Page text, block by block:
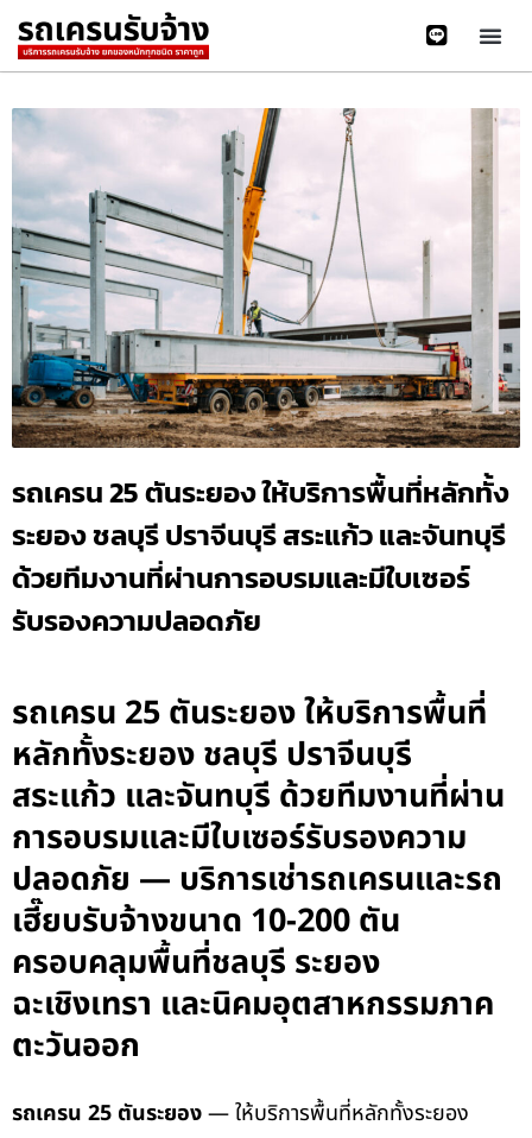
รถเครน 25 ตันระยอง ให้บริการพื้นที่หลักทั้ง
ระยอง ชลบุรี ปราจีนบุรี สระแก้ว และจันทบุรี
ด้วยทีมงานที่ผ่านการอบรมและมีใบเซอร์
รับรองความปลอดภัย
รถเครน 25 ตันระยอง ให้บริการพื้นที่
หลักทั้งระยอง ชลบุรี ปราจีนบุรี
สระแก้ว และจันทบุรี ด้วยทีมงานที่ผ่าน
การอบรมและมีใบเซอร์รับรองความ
ปลอดภัย — บริการเช่ารถเครนและรถ
เฮี๊ยบรับจ้างขนาด 10-200 ตัน
ครอบคลุมพื้นที่ชลบุรี ระยอง
ฉะเชิงเทรา และนิคมอุตสาหกรรมภาค
ตะวันออก
รถเครน 25 ตันระยอง— ให้บริการพื้นที่หลักทั้งระยอง